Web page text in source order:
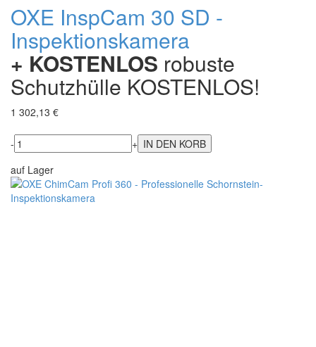
OXE InspCam 30 SD -
Inspektionskamera
+ KOSTENLOS robuste
Schutzhülle KOSTENLOS!
1 302,13 €
-
+
auf Lager